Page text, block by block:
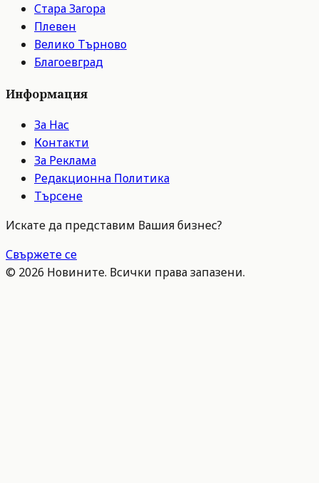
Стара Загора
Плевен
Велико Търново
Благоевград
Информация
За Нас
Контакти
За Реклама
Редакционна Политика
Търсене
Искате да представим Вашия бизнес?
Свържете се
© 2026 Новините. Всички права запазени.